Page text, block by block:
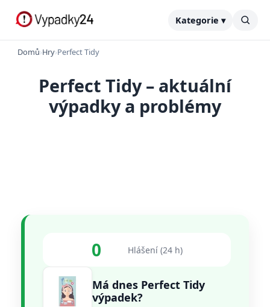
Kategorie ▾
Domů›Hry›Perfect Tidy
Perfect Tidy – aktuální
výpadky a problémy
0 Hlášení (24 h)
Má dnes Perfect Tidy
výpadek?